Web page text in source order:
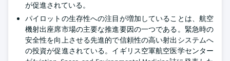
が促進されている。
パイロットの生存性への注目が増加していることは、航空
機射出座席市場の主要な推進要因の一つである。緊急時の
安全性を向上させる先進的で信頼性の高い射出システムへ
の投資が促進されている。イギリス空軍航空医学センター